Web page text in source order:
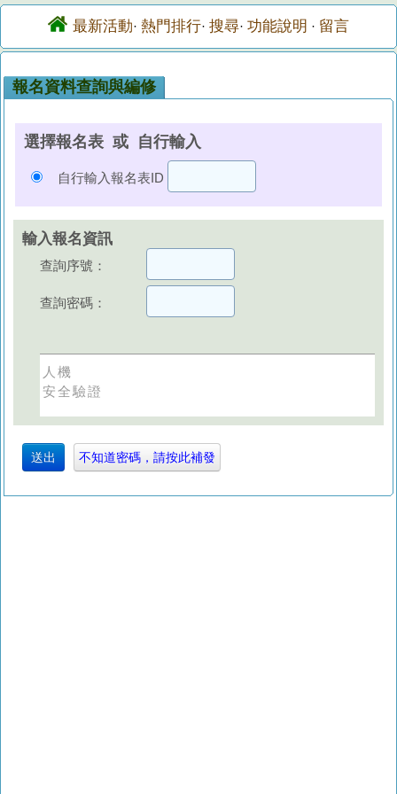
最新活動· 熱門排行· 搜尋· 功能說明 · 留言
報名資料查詢與編修
選擇報名表 或 自行輸入
自行輸入報名表ID
輸入報名資訊
查詢序號：
查詢密碼：
人機
安全驗證